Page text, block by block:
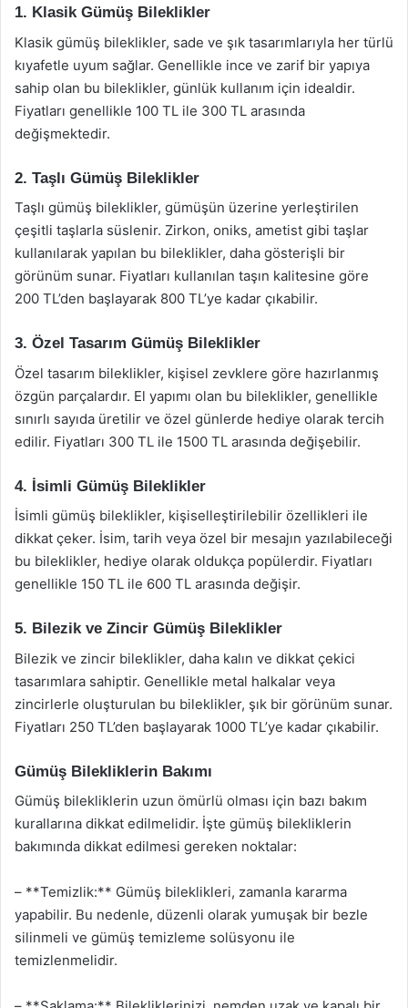
1. Klasik Gümüş Bileklikler
Klasik gümüş bileklikler, sade ve şık tasarımlarıyla her türlü
kıyafetle uyum sağlar. Genellikle ince ve zarif bir yapıya
sahip olan bu bileklikler, günlük kullanım için idealdir.
Fiyatları genellikle 100 TL ile 300 TL arasında
değişmektedir.
2. Taşlı Gümüş Bileklikler
Taşlı gümüş bileklikler, gümüşün üzerine yerleştirilen
çeşitli taşlarla süslenir. Zirkon, oniks, ametist gibi taşlar
kullanılarak yapılan bu bileklikler, daha gösterişli bir
görünüm sunar. Fiyatları kullanılan taşın kalitesine göre
200 TL’den başlayarak 800 TL’ye kadar çıkabilir.
3. Özel Tasarım Gümüş Bileklikler
Özel tasarım bileklikler, kişisel zevklere göre hazırlanmış
özgün parçalardır. El yapımı olan bu bileklikler, genellikle
sınırlı sayıda üretilir ve özel günlerde hediye olarak tercih
edilir. Fiyatları 300 TL ile 1500 TL arasında değişebilir.
4. İsimli Gümüş Bileklikler
İsimli gümüş bileklikler, kişiselleştirilebilir özellikleri ile
dikkat çeker. İsim, tarih veya özel bir mesajın yazılabileceği
bu bileklikler, hediye olarak oldukça popülerdir. Fiyatları
genellikle 150 TL ile 600 TL arasında değişir.
5. Bilezik ve Zincir Gümüş Bileklikler
Bilezik ve zincir bileklikler, daha kalın ve dikkat çekici
tasarımlara sahiptir. Genellikle metal halkalar veya
zincirlerle oluşturulan bu bileklikler, şık bir görünüm sunar.
Fiyatları 250 TL’den başlayarak 1000 TL’ye kadar çıkabilir.
Gümüş Bilekliklerin Bakımı
Gümüş bilekliklerin uzun ömürlü olması için bazı bakım
kurallarına dikkat edilmelidir. İşte gümüş bilekliklerin
bakımında dikkat edilmesi gereken noktalar:
– **Temizlik:** Gümüş bileklikleri, zamanla kararma
yapabilir. Bu nedenle, düzenli olarak yumuşak bir bezle
silinmeli ve gümüş temizleme solüsyonu ile
temizlenmelidir.